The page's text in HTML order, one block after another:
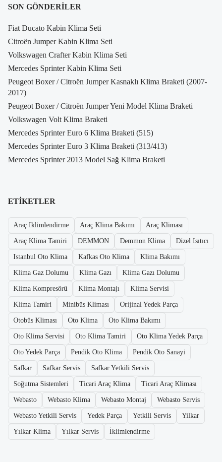
SON GÖNDERILER
Fiat Ducato Kabin Klima Seti
Citroën Jumper Kabin Klima Seti
Volkswagen Crafter Kabin Klima Seti
Mercedes Sprinter Kabin Klima Seti
Peugeot Boxer / Citroën Jumper Kasnaklı Klima Braketi (2007-
2017)
Peugeot Boxer / Citroën Jumper Yeni Model Klima Braketi
Volkswagen Volt Klima Braketi
Mercedes Sprinter Euro 6 Klima Braketi (515)
Mercedes Sprinter Euro 3 Klima Braketi (313/413)
Mercedes Sprinter 2013 Model Sağ Klima Braketi
ETIKETLER
Araç Iklimlendirme Araç Klima Bakımı Araç Kliması
Araç Klima Tamiri DEMMON Demmon Klima Dizel Isıtıcı
Istanbul Oto Klima Kafkas Oto Klima Klima Bakımı
Klima Gaz Dolumu Klima Gazı Klima Gazı Dolumu
Klima Kompresörü Klima Montajı Klima Servisi
Klima Tamiri Minibüs Kliması Orijinal Yedek Parça
Otobüs Kliması Oto Klima Oto Klima Bakımı
Oto Klima Servisi Oto Klima Tamiri Oto Klima Yedek Parça
Oto Yedek Parça Pendik Oto Klima Pendik Oto Sanayi
Safkar Safkar Servis Safkar Yetkili Servis
Soğutma Sistemleri Ticari Araç Klima Ticari Araç Kliması
Webasto Webasto Klima Webasto Montaj Webasto Servis
Webasto Yetkili Servis Yedek Parça Yetkili Servis Yilkar
Yılkar Klima Yılkar Servis İklimlendirme